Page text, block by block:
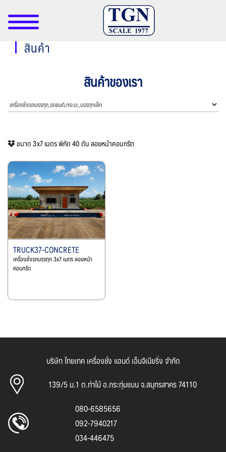
สินค้า
สินค้าของเรา
ขนาด 3x7 เมตร พิกัด 40 ตัน ลอยหน้าคอนกรีต
TRUCK37-CONCRETE
เครื่องชั่งรถบรรทุก 3x7 เมตร ลอยหน้า
คอนกรีต
บริษัท ไทยเทค เครื่องชั่ง แอนด์ เอ็นจิเนียริ่ง จำกัด
139/5 ม.1 ต.ท่าไม้ อ.กระทุ่มแบน จ.สมุทรสาคร 74110
080-6585656
092-7940217
034-446475